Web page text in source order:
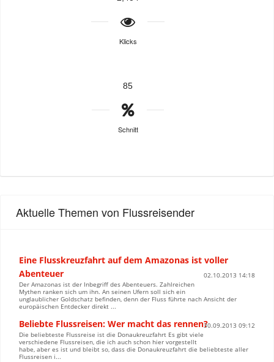
Klicks
85
Schnitt
Aktuelle Themen von Flussreisender
Eine Flusskreuzfahrt auf dem Amazonas ist voller
Abenteuer
02.10.2013 14:18
Der Amazonas ist der Inbegriff des Abenteuers. Zahlreichen
Mythen ranken sich um ihn. An seinen Ufern soll sich ein
unglaublicher Goldschatz befinden, denn der Fluss führte nach Ansicht der
europäischen Entdecker direkt ...
Beliebte Flussreisen: Wer macht das rennen?30.09.2013 09:12
Die beliebteste Flussreise ist die Donaukreuzfahrt Es gibt viele
verschiedene Flussreisen, die ich auch schon hier vorgestellt
habe, aber es ist und bleibt so, dass die Donaukreuzfahrt die beliebteste aller
Flussreisen i...